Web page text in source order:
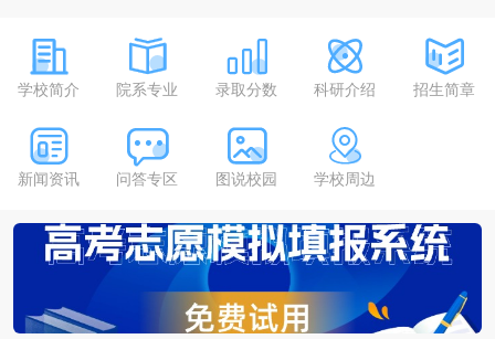
学校简介 院系专业 录取分数 科研介绍 招生简章
新闻资讯 问答专区 图说校园 学校周边